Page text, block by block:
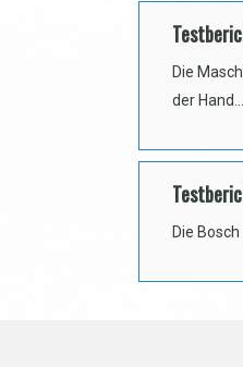
Die
der Hand…
Die